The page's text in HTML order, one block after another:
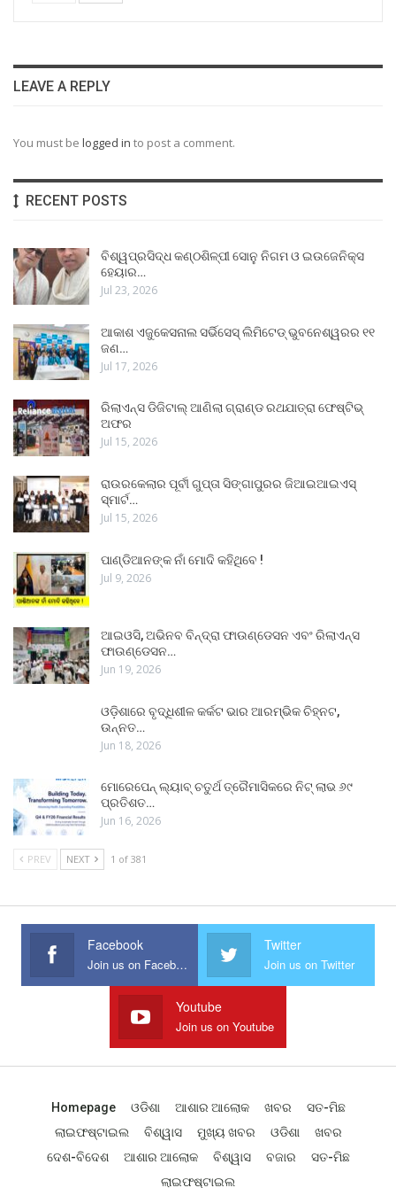
LEAVE A REPLY
You must be logged in to post a comment.
RECENT POSTS
ବିଶ୍ୱପ୍ରସିଦ୍ଧ କଣ୍ଠଶିଳ୍ପୀ ସୋନୁ ନିଗମ ଓ ଇଉଜେନିକ୍ସ
ହେୟାର…
Jul 23, 2026
ଆକାଶ ଏଜୁକେସନାଲ ସର୍ଭିସେସ୍ ଲିମିଟେଡ୍ ଭୁବନେଶ୍ୱରର ୧୧
ଜଣ…
Jul 17, 2026
ରିଲାଏନ୍ସ ଡିଜିଟାଲ୍ ଆଣିଲା ଗ୍ରାଣ୍ଡ ରଥଯାତ୍ରା ଫେଷ୍ଟିଭ୍
ଅଫର
Jul 15, 2026
ରାଉରକେଲାର ପୂର୍ବୀ ଗୁପ୍ତା ସିଙ୍ଗାପୁରର ଜିଆଇଆଇଏସ୍
ସ୍ମାର୍ଟ…
Jul 15, 2026
ପାଣ୍ଡିଆନଙ୍କ ନାଁ ମୋଦି କହିଥିବେ !
Jul 9, 2026
ଆଇଓସି, ଅଭିନବ ବିନ୍ଦ୍ରା ଫାଉଣ୍ଡେସନ ଏବଂ ରିଲାଏନ୍ସ
ଫାଉଣ୍ଡେସନ…
Jun 19, 2026
ଓଡ଼ିଶାରେ ବୃଦ୍ଧିଶୀଳ କର୍କଟ ଭାର ଆରମ୍ଭିକ ଚିହ୍ନଟ,
ଉନ୍ନତ…
Jun 18, 2026
ମୋରେପେନ୍ ଲ୍ୟାବ୍ ଚତୁର୍ଥ ତ୍ରୈମାସିକରେ ନିଟ୍ ଲାଭ ୬୯
ପ୍ରତିଶତ…
Jun 16, 2026
PREV NEXT 1 of 381
Facebook
Join us on Facebook
Twitter
Join us on Twitter
Youtube
Join us on Youtube
Homepage ଓଡିଶା ଆଶାର ଆଲୋକ ଖବର
ସତ-ମିଛ
ଲାଇଫଷ୍ଟାଇଲ
ବିଶ୍ୱାସ ମୁଖ୍ୟ ଖବର ଓଡିଶା
ଖବର
ଦେଶ-ବିଦେଶ
ଆଶାର ଆଲୋକ ବିଶ୍ୱାସ ବଜାର
ସତ-ମିଛ
ଲାଇଫଷ୍ଟାଇଲ